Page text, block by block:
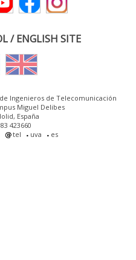
/ ENGLISH SITE
Ingenieros de Telecomunicación
Miguel Delibes
España
423660
tel uva es